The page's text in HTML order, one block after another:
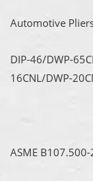
Automotive
DIP-46/DWP-
16CNL/DWP-
ASME